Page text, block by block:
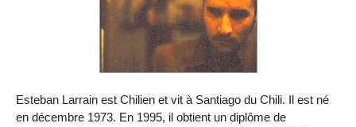
Esteban Larrain est Chilien et vit à Santiago du Chili. Il est né
en décembre 1973. En 1995, il obtient un diplôme de